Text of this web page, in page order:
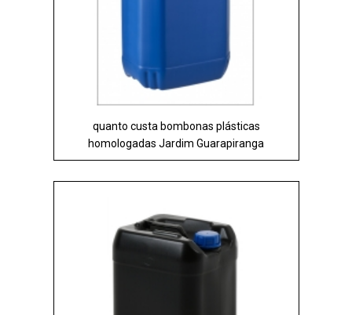
quanto custa bombonas plásticas
homologadas Jardim Guarapiranga